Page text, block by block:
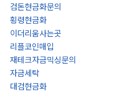
검돈현금화문의
횡령현금화
이더리움사는곳
리플코인매입
재테크자금믹싱문의
자금세탁
대검현금화